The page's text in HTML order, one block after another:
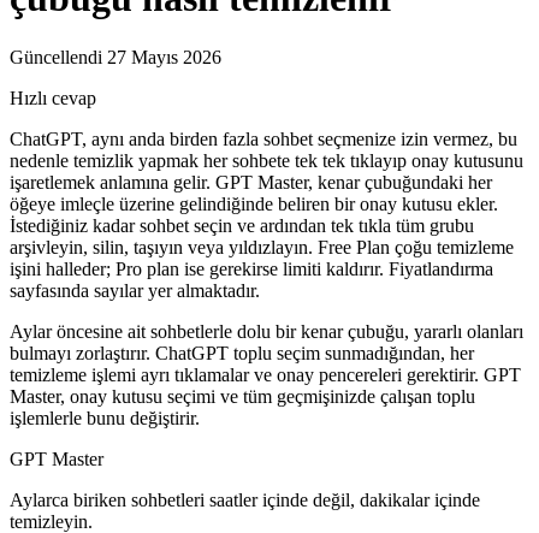
Güncellendi 27 Mayıs 2026
Hızlı cevap
ChatGPT, aynı anda birden fazla sohbet seçmenize izin vermez, bu
nedenle temizlik yapmak her sohbete tek tek tıklayıp onay kutusunu
işaretlemek anlamına gelir. GPT Master, kenar çubuğundaki her
öğeye imleçle üzerine gelindiğinde beliren bir onay kutusu ekler.
İstediğiniz kadar sohbet seçin ve ardından tek tıkla tüm grubu
arşivleyin, silin, taşıyın veya yıldızlayın. Free Plan çoğu temizleme
işini halleder; Pro plan ise gerekirse limiti kaldırır. Fiyatlandırma
sayfasında sayılar yer almaktadır.
Aylar öncesine ait sohbetlerle dolu bir kenar çubuğu, yararlı olanları
bulmayı zorlaştırır. ChatGPT toplu seçim sunmadığından, her
temizleme işlemi ayrı tıklamalar ve onay pencereleri gerektirir. GPT
Master, onay kutusu seçimi ve tüm geçmişinizde çalışan toplu
işlemlerle bunu değiştirir.
GPT Master
Aylarca biriken sohbetleri saatler içinde değil, dakikalar içinde
temizleyin.